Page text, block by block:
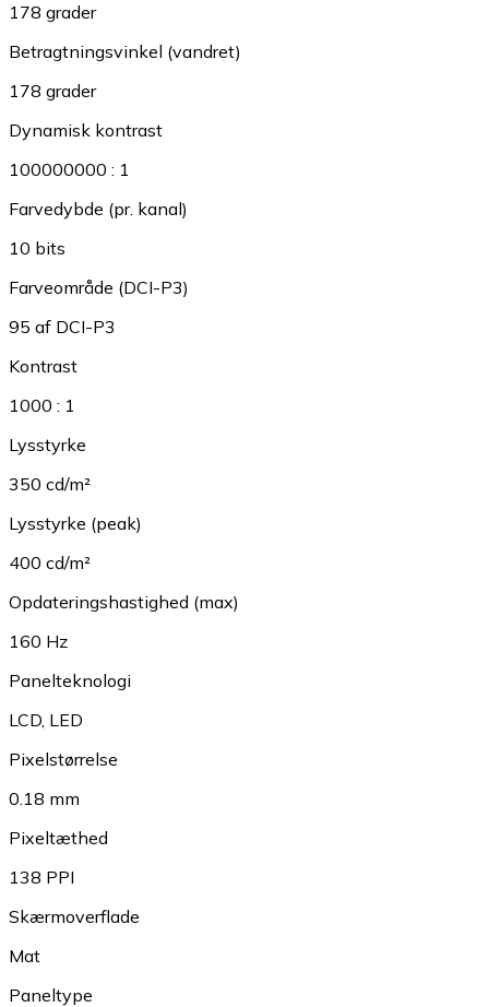
178 grader
Betragtningsvinkel (vandret)
178 grader
Dynamisk kontrast
100000000 : 1
Farvedybde (pr. kanal)
10 bits
Farveområde (DCI-P3)
95 af DCI-P3
Kontrast
1000 : 1
Lysstyrke
350 cd/m²
Lysstyrke (peak)
400 cd/m²
Opdateringshastighed (max)
160 Hz
Panelteknologi
LCD, LED
Pixelstørrelse
0.18 mm
Pixeltæthed
138 PPI
Skærmoverflade
Mat
Paneltype